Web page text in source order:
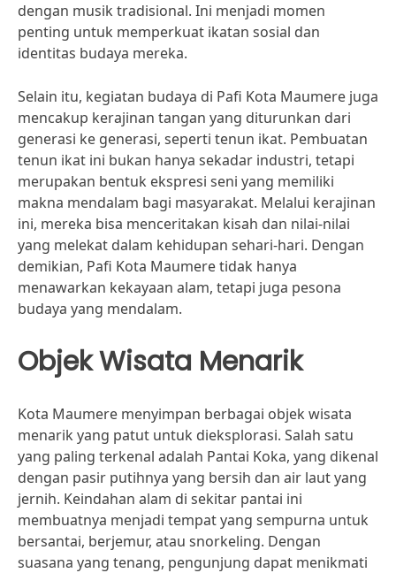
dengan musik tradisional. Ini menjadi momen
penting untuk memperkuat ikatan sosial dan
identitas budaya mereka.
Selain itu, kegiatan budaya di Pafi Kota Maumere juga
mencakup kerajinan tangan yang diturunkan dari
generasi ke generasi, seperti tenun ikat. Pembuatan
tenun ikat ini bukan hanya sekadar industri, tetapi
merupakan bentuk ekspresi seni yang memiliki
makna mendalam bagi masyarakat. Melalui kerajinan
ini, mereka bisa menceritakan kisah dan nilai-nilai
yang melekat dalam kehidupan sehari-hari. Dengan
demikian, Pafi Kota Maumere tidak hanya
menawarkan kekayaan alam, tetapi juga pesona
budaya yang mendalam.
Objek Wisata Menarik
Kota Maumere menyimpan berbagai objek wisata
menarik yang patut untuk dieksplorasi. Salah satu
yang paling terkenal adalah Pantai Koka, yang dikenal
dengan pasir putihnya yang bersih dan air laut yang
jernih. Keindahan alam di sekitar pantai ini
membuatnya menjadi tempat yang sempurna untuk
bersantai, berjemur, atau snorkeling. Dengan
suasana yang tenang, pengunjung dapat menikmati